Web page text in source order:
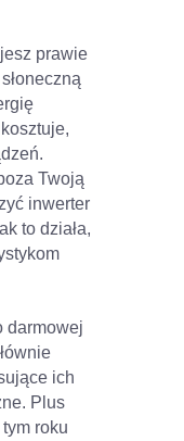
prawie
Twoją
inwerter
to działa,
darmowej
ich
Plus
roku